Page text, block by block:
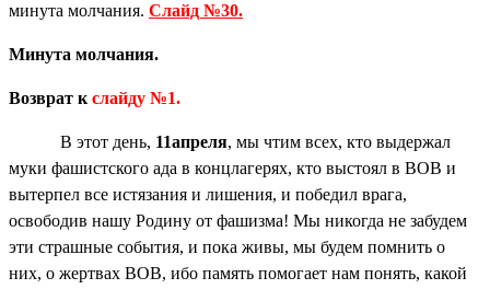
минута молчания. Слайд №30.
Минута молчания.
Возврат к слайду №1.
В этот день, 11апреля, мы чтим всех, кто выдержал
муки фашистского ада в концлагерях, кто выстоял в ВОВ и
вытерпел все истязания и лишения, и победил врага,
освободив нашу Родину от фашизма! Мы никогда не забудем
эти страшные события, и пока живы, мы будем помнить о
них, о жертвах ВОВ, ибо память помогает нам понять, какой